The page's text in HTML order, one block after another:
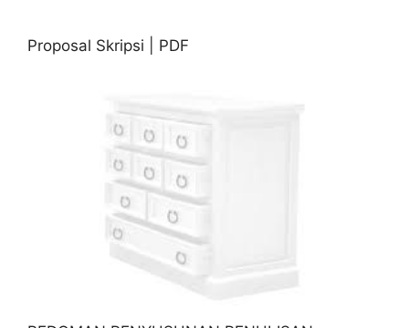
Proposal Skripsi | PDF